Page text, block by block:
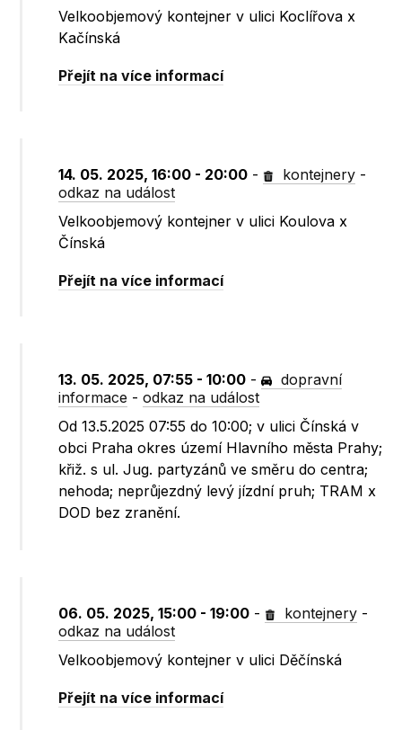
Velkoobjemový kontejner v ulici Koclířova x
Kačínská
Přejít na více informací
14. 05. 2025, 16:00 - 20:00 - kontejnery -
odkaz na událost
Velkoobjemový kontejner v ulici Koulova x
Čínská
Přejít na více informací
13. 05. 2025, 07:55 - 10:00 -
dopravní
informace -odkaz na událost
Od 13.5.2025 07:55 do 10:00; v ulici Čínská v
obci Praha okres území Hlavního města Prahy;
křiž. s ul. Jug. partyzánů ve směru do centra;
nehoda; neprůjezdný levý jízdní pruh; TRAM x
DOD bez zranění.
06. 05. 2025, 15:00 - 19:00 - kontejnery -
odkaz na událost
Velkoobjemový kontejner v ulici Děčínská
Přejít na více informací